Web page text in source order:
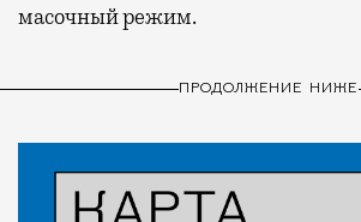
масочный режим.
ПРОДОЛЖЕНИЕ НИЖЕ